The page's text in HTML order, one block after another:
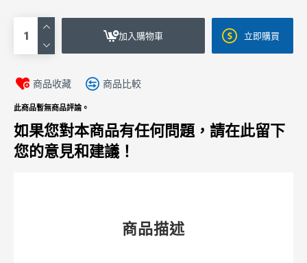
加入購物車 立即購買
商品收藏 商品比較
此商品暫無商品評論。
如果您對本商品有任何問題，請在此留下
您的意見和建議！
商品描述